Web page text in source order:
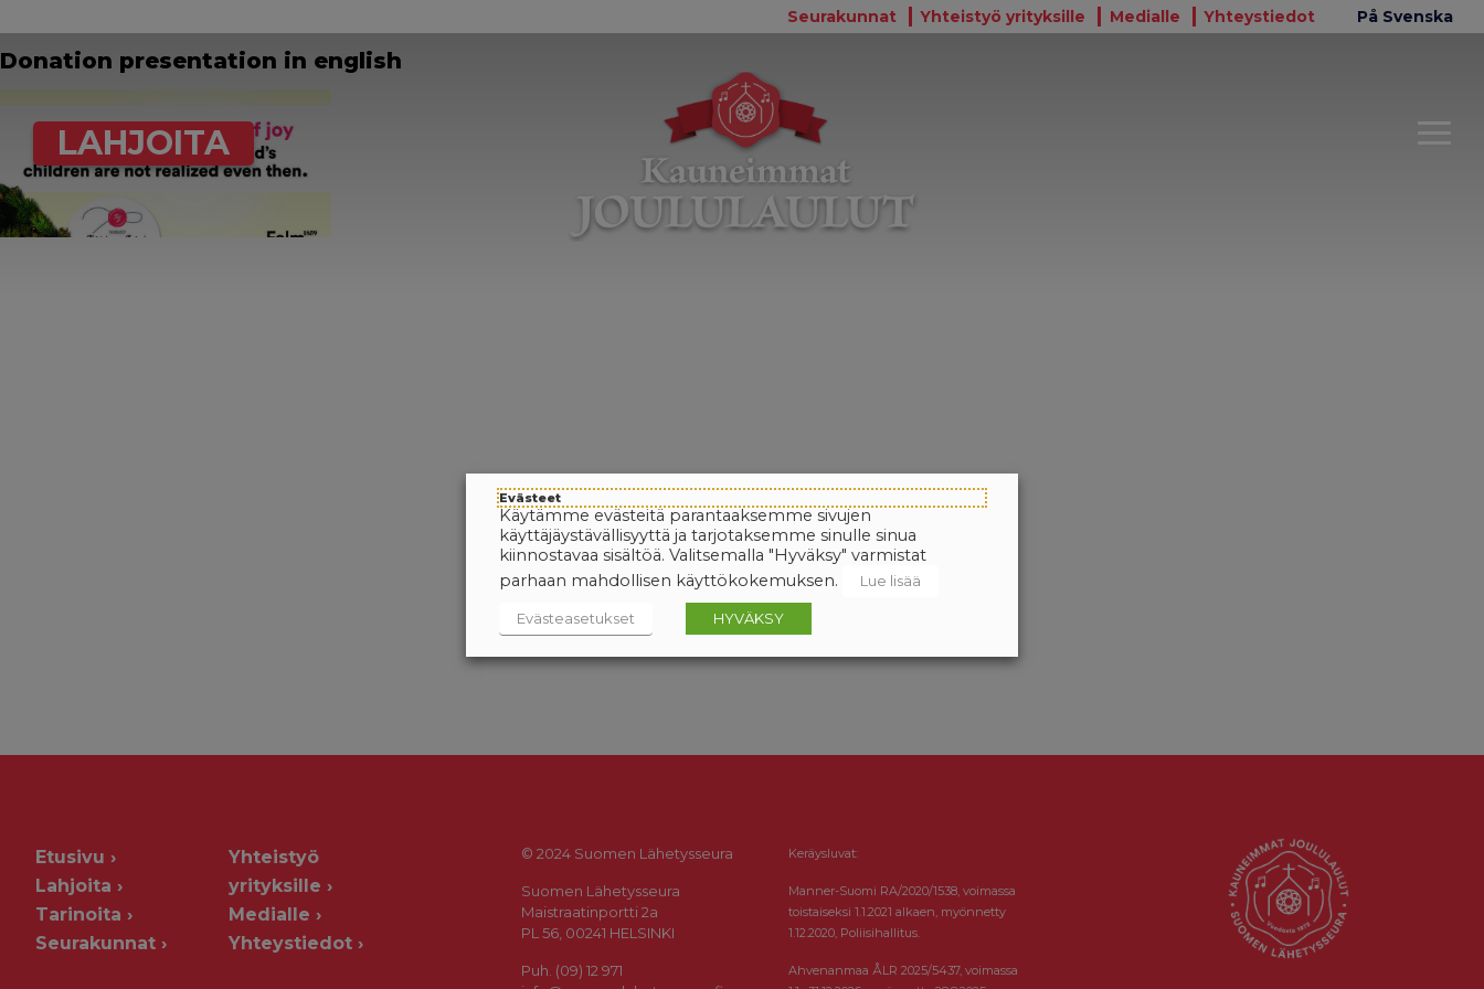
Seurakunnat Yhteistyö yrityksille Medialle Yhteystiedot På Svenska
LAHJOITA
Donation presentation in english
Etusivu
Lahjoita
Tarinoita
Seurakunnat
Yhteistyö
yrityksille
Medialle
Yhteystiedot
© 2024 Suomen Lähetysseura
Suomen Lähetysseura
Maistraatinportti 2a
PL 56, 00241 HELSINKI
Puh. (09) 12 971
Keräysluvat:
Manner-Suomi RA/2020/1538, voimassa
toistaiseksi 1.1.2021 alkaen, myönnetty
1.12.2020, Poliisihallitus.
Ahvenanmaa ÅLR 2025/5437, voimassa
Evästeet
Käytämme evästeitä parantaaksemme sivujen
käyttäjäystävällisyyttä ja tarjotaksemme sinulle sinua
kiinnostavaa sisältöä. Valitsemalla "Hyväksy" varmistat
parhaan mahdollisen käyttökokemuksen.
Lue lisää
Evästeasetukset HYVÄKSY